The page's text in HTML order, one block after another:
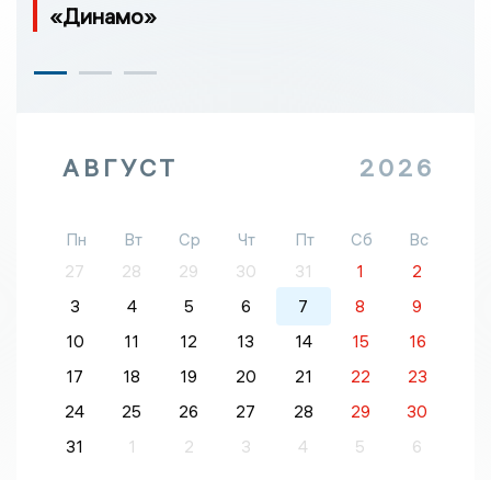
«Динамо»
АВГУСТ 2026
Пн Вт Ср Чт Пт Сб
Вс
27
28 29 30 31 1
2
3
4 5 6 7 8
9
10
11 12 13 14 15
16
17
18 19 20 21 22
23
24
25 26 27 28 29
30
31
1 2 3 4 5 6